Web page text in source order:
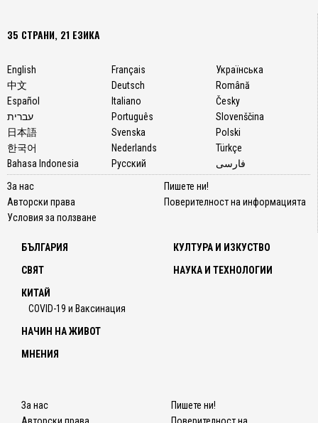
35 СТРАНИ, 21 ЕЗИКА
English
中文
Español
עברית
日本語
한국어
Bahasa Indonesia
Français
Deutsch
Italiano
Português
Svenska
Nederlands
Русский
Українська
Română
Česky
Slovenščina
Polski
Türkçe
فارسی
За нас
Авторски права
Условия за ползване
Пишете ни!
Поверителност на информацията
БЪЛГАРИЯ
СВЯТ
КИТАЙ
COVID-19 и Ваксинация
КУЛТУРА И ИЗКУСТВО
НАУКА И ТЕХНОЛОГИИ
НАЧИН НА ЖИВОТ
МНЕНИЯ
За нас
Авторски права
Пишете ни!
Поверителност на